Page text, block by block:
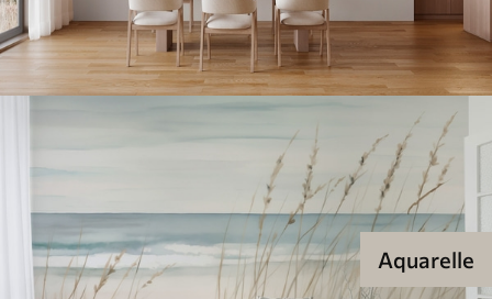
Aquarelle